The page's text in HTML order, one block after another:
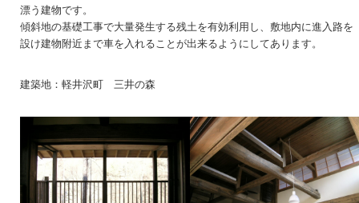
漂う建物です。
傾斜地の基礎工事で大量発生する残土を有効利用し、敷地内に進入路を
設け建物附近まで車を入れることが出来るようにしてあります。
建築地：軽井沢町 三井の森